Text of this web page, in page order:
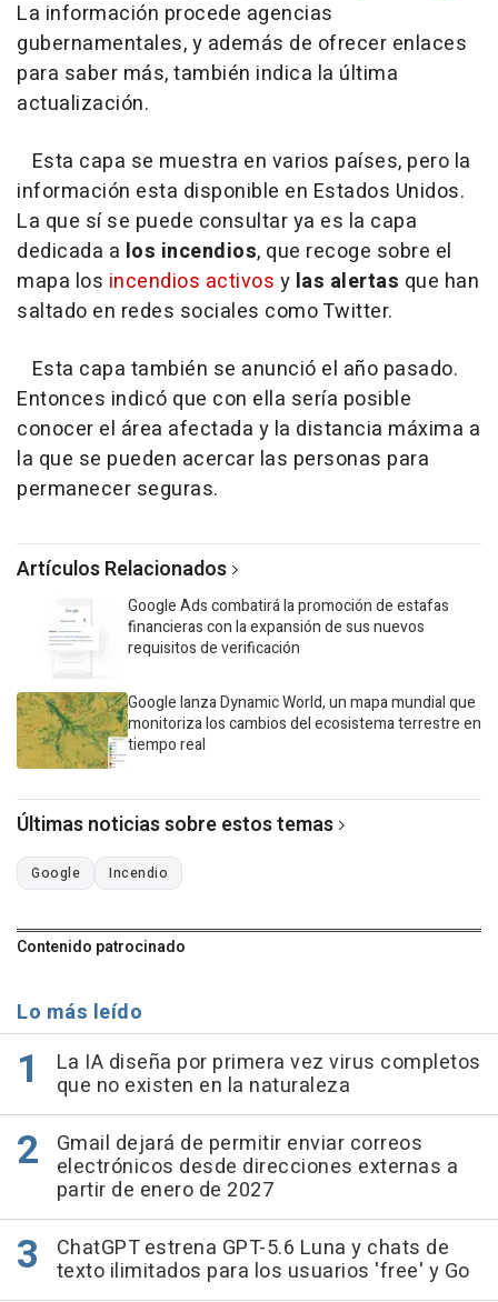
La información procede agencias
gubernamentales, y además de ofrecer enlaces
para saber más, también indica la última
actualización.
Esta capa se muestra en varios países, pero la
información esta disponible en Estados Unidos.
La que sí se puede consultar ya es la capa
dedicada a los incendios, que recoge sobre el
mapa los incendios activos y las alertas que han
saltado en redes sociales como Twitter.
Esta capa también se anunció el año pasado.
Entonces indicó que con ella sería posible
conocer el área afectada y la distancia máxima a
la que se pueden acercar las personas para
permanecer seguras.
Artículos Relacionados
Google Ads combatirá la promoción de estafas
financieras con la expansión de sus nuevos
requisitos de verificación
Google lanza Dynamic World, un mapa mundial que
monitoriza los cambios del ecosistema terrestre en
tiempo real
Últimas noticias sobre estos temas
Google Incendio
Contenido patrocinado
Lo más leído
La IA diseña por primera vez virus completos
que no existen en la naturaleza
Gmail dejará de permitir enviar correos
electrónicos desde direcciones externas a
partir de enero de 2027
ChatGPT estrena GPT-5.6 Luna y chats de
texto ilimitados para los usuarios 'free' y Go